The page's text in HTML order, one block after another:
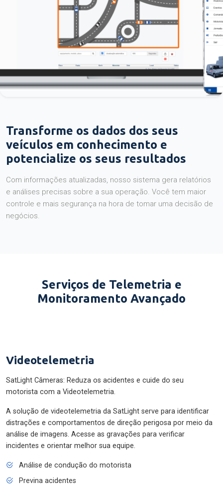
Transforme os dados dos seus
veículos em conhecimento e
potencialize os seus resultados
Com informações atualizadas, nosso sistema gera relatórios
e análises precisas sobre a sua operação. Você tem maior
controle e mais segurança na hora de tomar uma decisão de
negócios.
Serviços de Telemetria e
Monitoramento Avançado
Videotelemetria
SatLight Câmeras: Reduza os acidentes e cuide do seu
motorista com a Videotelemetria.
A solução de videotelemetria da SatLight serve para identificar
distrações e comportamentos de direção perigosa por meio da
análise de imagens. Acesse as gravações para verificar
incidentes e orientar melhor sua equipe.
Análise de condução do motorista
Previna acidentes